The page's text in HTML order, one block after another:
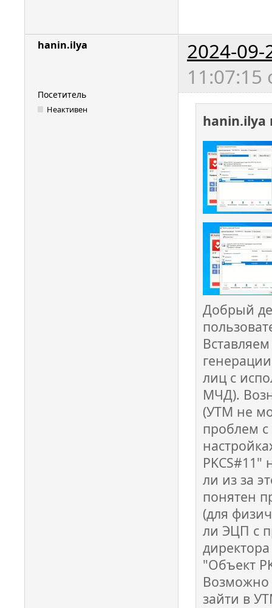
hanin.ilya
2024-09-
11:07:15
Посетитель
Неактивен
hanin.ilya
Добрый
лиц с
МЧД).
(УТМ не
проблем
ли из за
понятен
(для
ли ЭЦП с
"Объект
Возможно
зайти в